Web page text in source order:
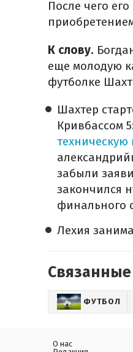
После чего
К слову.
еще молодую
футболке
Шахтер
Кривбассом
техническую
забыли
закончился
финального
Лехия
ФУТБОЛ
О нас